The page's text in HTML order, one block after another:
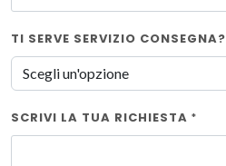
TI SERVE SERVIZIO CONSEGNA?
SCRIVI LA TUA RICHIESTA *